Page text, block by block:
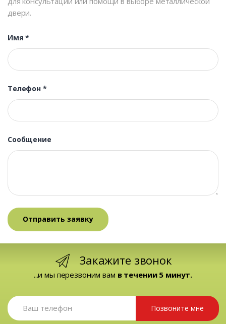
двери.
Имя*
Телефон *
Сообщение
Закажите звонок
...и мы перезвоним вам в течении 5 минут.
Позвоните мне